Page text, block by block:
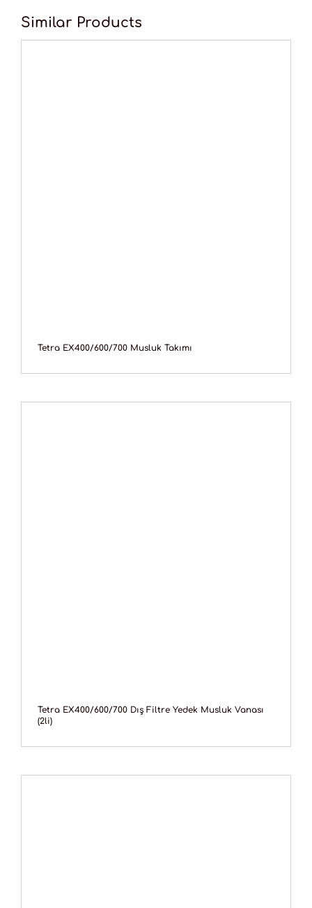
Similar Products
Tetra EX400/600/700 Musluk Takımı
Tetra EX400/600/700 Dış Filtre Yedek Musluk Vanası
(2li)